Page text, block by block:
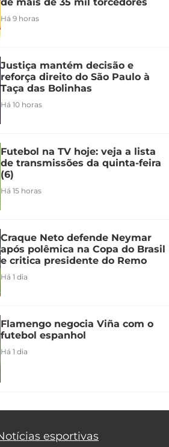
Há 9 horas
Justiça mantém decisão e
reforça direito do São Paulo à
Taça das Bolinhas
Há 10 horas
Futebol na TV hoje: veja a lista
de transmissões da quinta-feira
(6)
Há 15 horas
Craque Neto defende Neymar
após polêmica na Copa do Brasil
e critica presidente do Remo
Há 1 dia
Flamengo negocia Viña com o
futebol espanhol
Há 1 dia